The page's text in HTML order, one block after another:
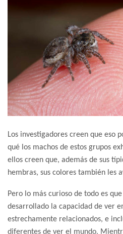
Los investigadores creen que eso
qué los machos de estos grupos
ellos creen que, además de sus
hembras, sus colores también les
Pero lo más curioso de todo es
desarrollado la capacidad de ver
estrechamente relacionados, e
diferentes de ver el mundo.